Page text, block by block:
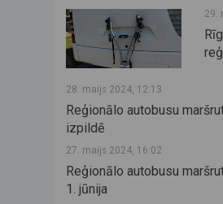
29.
28. maijs 2024, 12:13
Reģionālo autobusu
izpildē
27. maijs 2024, 16:02
Reģionālo autobusu
1. jūnija